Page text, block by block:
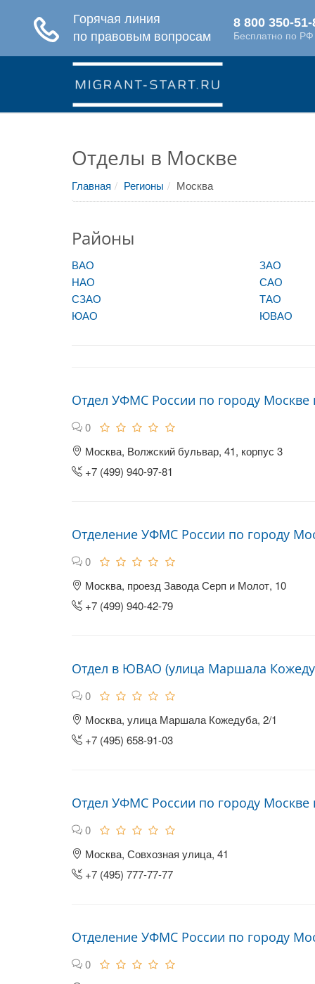
Отделы в Москве
Главная Регионы Москва
Районы
ВАО
ЗАО
НАО
САО
СЗАО
ТАО
ЮАО
ЮВАО
Отдел УФМС России по городу Москве
0
Москва, Волжский бульвар, 41, корпус 3
+7 (499) 940-97-81
Отделение УФМС России по городу
0
Москва, проезд Завода Серп и Молот, 10
+7 (499) 940-42-79
Отдел в ЮВАО (улица Маршала
0
Москва, улица Маршала Кожедуба, 2/1
+7 (495) 658-91-03
Отдел УФМС России по городу
0
Москва, Совхозная улица, 41
+7 (495) 777-77-77
Отделение УФМС России по городу
0